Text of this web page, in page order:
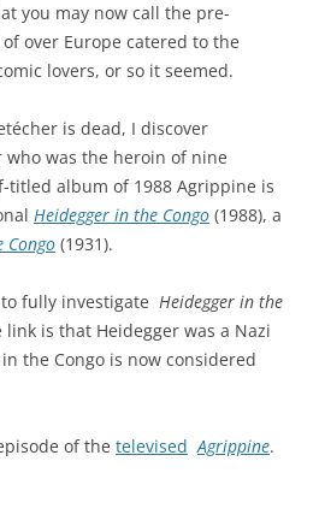
you may now call the pre-
over Europe catered to the
lovers, or so it seemed.
is dead, I discover
who was the heroin of nine
titled album of 1988 Agrippine is
Heidegger in the Congo (1988), a
Congo (1931).
fully investigate Heidegger in the
is that Heidegger was a Nazi
the Congo is now considered
of the televised Agrippine.